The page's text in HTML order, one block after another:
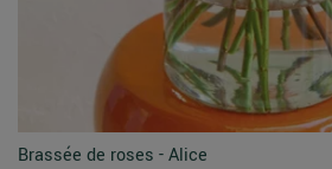
Brassée de roses - Alice